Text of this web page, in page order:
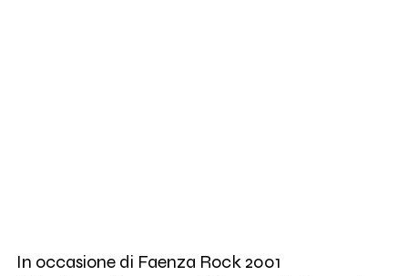
In occasione di Faenza Rock 2001